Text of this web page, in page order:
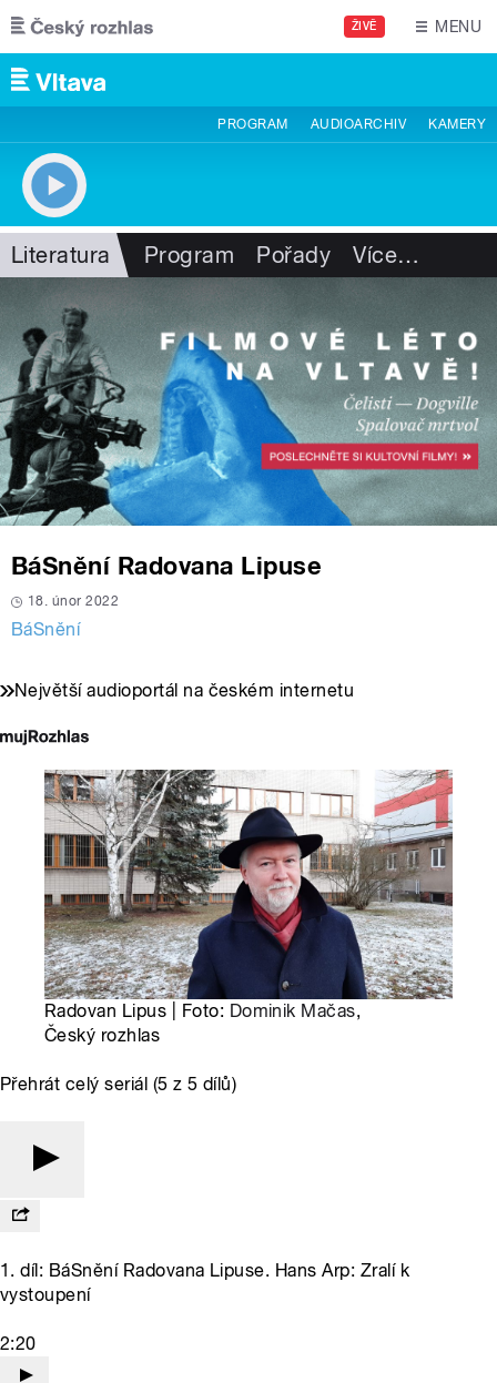
Přejít k hlavnímu obsahu
ŽIVĚ MENU
PROGRAM AUDIOARCHIV KAMERY
Literatura Program Pořady Více…
BáSnění Radovana Lipuse
18. únor 2022
BáSnění
Největší audioportál na českém internetu
Radovan Lipus | Foto: Dominik Mačas,
Český rozhlas
Přehrát celý seriál (5 z 5 dílů)
1. díl: BáSnění Radovana Lipuse. Hans Arp: Zralí k
vystoupení
2:20